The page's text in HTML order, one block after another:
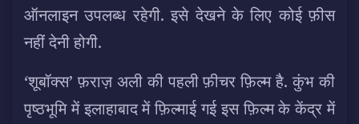
ऑनलाइन उपलब्ध रहेगी. इसे देखने के लिए कोई फ़ीस
नहीं देनी होगी.
‘शूबॉक्स’ फ़राज़ अली की पहली फ़ीचर फ़िल्म है. कुंभ की
पृष्ठभूमि में इलाहाबाद में फ़िल्माई गई इस फ़िल्म के केंद्र में